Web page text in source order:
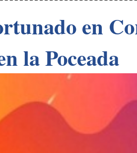
en
la Poceada